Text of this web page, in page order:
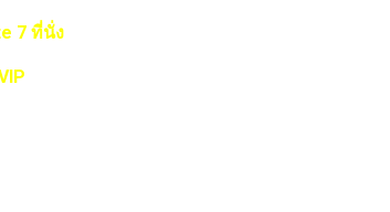
7 ที่นั่ง